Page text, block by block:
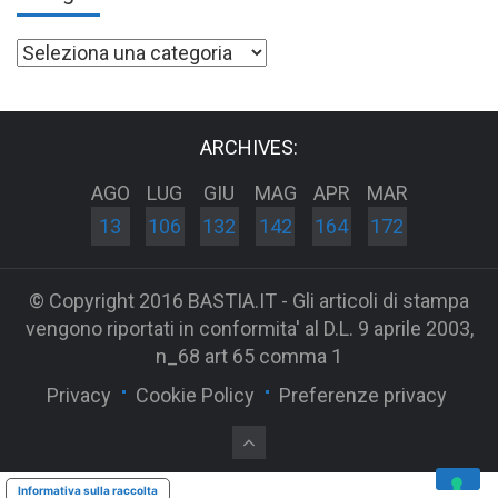
Categorie
ARCHIVES:
AGO
13
LUG
106
GIU
132
MAG
142
APR
164
MAR
172
© Copyright 2016 BASTIA.IT - Gli articoli di stampa
vengono riportati in conformita' al D.L. 9 aprile 2003,
n_68 art 65 comma 1
Privacy
Cookie Policy Preferenze privacy
Informativa sulla raccolta